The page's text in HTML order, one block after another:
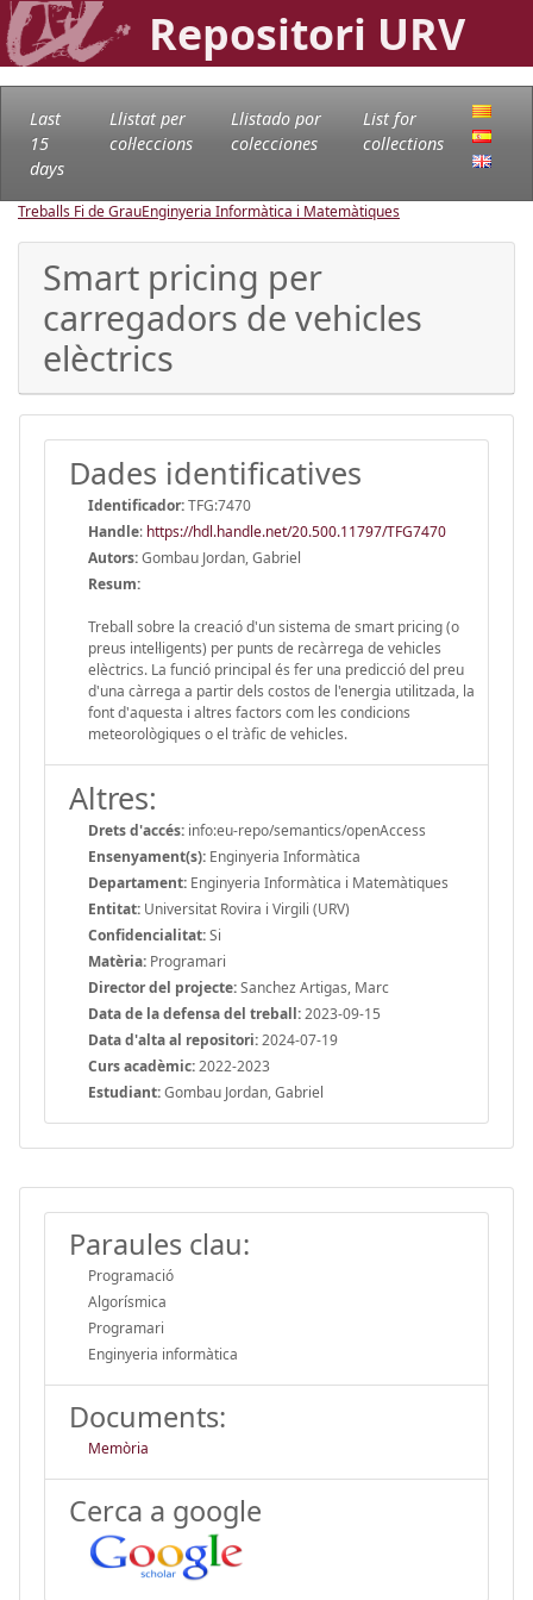
Repositori URV
Last
15
days
Llistat per
col·leccions
Llistado por
colecciones
List for
collections
Treballs Fi de GrauEnginyeria Informàtica i Matemàtiques
Smart pricing per
carregadors de vehicles
elèctrics
Dades identificatives
Identificador:TFG:7470
Handle: https://hdl.handle.net/20.500.11797/TFG7470
Autors:Gombau Jordan, Gabriel
Resum:
Treball sobre la creació d'un sistema de smart pricing (o
preus intel·ligents) per punts de recàrrega de vehicles
elèctrics. La funció principal és fer una predicció del preu
d'una càrrega a partir dels costos de l'energia utilitzada, la
font d'aquesta i altres factors com les condicions
meteorològiques o el tràfic de vehicles.
Altres:
Drets d'accés: info:eu-repo/semantics/openAccess
Ensenyament(s): Enginyeria Informàtica
Departament: Enginyeria Informàtica i Matemàtiques
Entitat: Universitat Rovira i Virgili (URV)
Confidencialitat:Si
Matèria: Programari
Director del projecte:Sanchez Artigas, Marc
Data de la defensa del treball:2023-09-15
Data d'alta al repositori:2024-07-19
Curs acadèmic:2022-2023
Estudiant:Gombau Jordan, Gabriel
Paraules clau:
Programació
Algorísmica
Programari
Enginyeria informàtica
Documents:
Memòria
Cerca a google